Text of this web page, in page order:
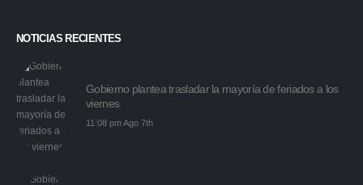
NOTICIAS RECIENTES
Gobierno plantea trasladar la mayoría de feriados a los
viernes
11:08 pm Ago 7th